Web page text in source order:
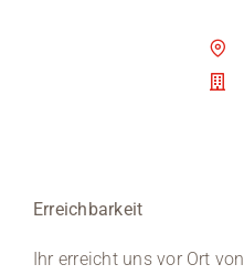
Erreichbarkeit
Ihr erreicht uns vor Ort von